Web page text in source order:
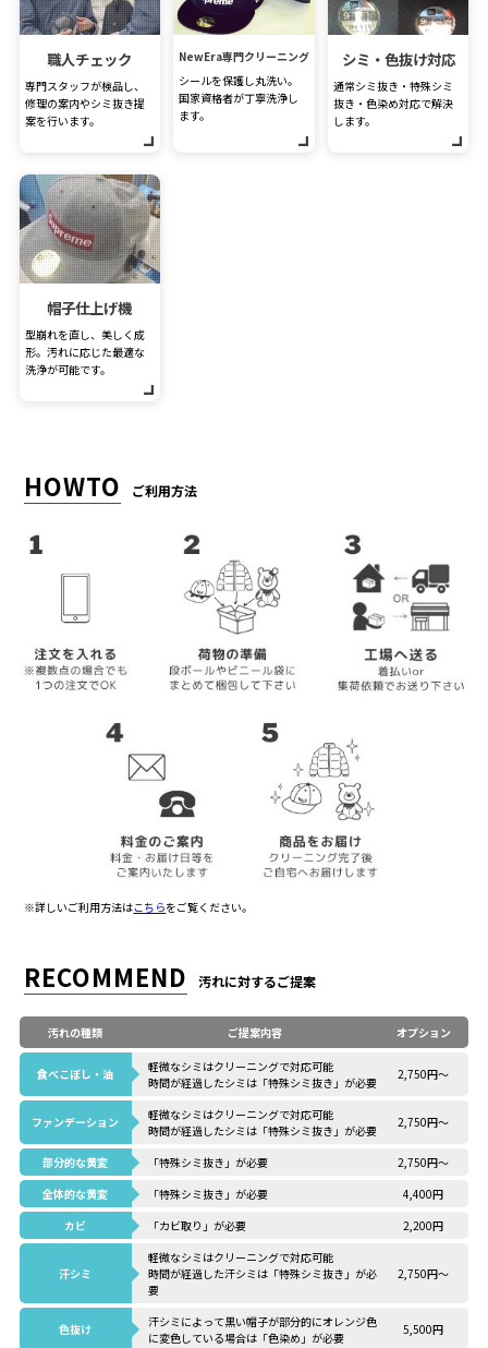
職人チェック
専門スタッフが検品し、
修理の案内やシミ抜き提
案を行います。
NewEra専門クリーニング
シールを保護し丸洗い。
国家資格者が丁寧洗浄し
ます。
シミ・色抜け対応
通常シミ抜き・特殊シミ
抜き・色染め対応で解決
します。
帽子仕上げ機
型崩れを直し、美しく成
形。汚れに応じた最適な
洗浄が可能です。
HOWTO ご利用方法
※詳しいご利用方法はこちらをご覧ください。
RECOMMEND 汚れに対するご提案
汚れの種類 ご提案内容 オプション
食べこぼし・油
軽微なシミはクリーニングで対応可能
時間が経過したシミは「特殊シミ抜き」が必要
2,750円～
ファンデーション
軽微なシミはクリーニングで対応可能
時間が経過したシミは「特殊シミ抜き」が必要
2,750円～
部分的な黄変 「特殊シミ抜き」が必要
2,750円～
全体的な黄変
「特殊シミ抜き」が必要
4,400円
カビ
「カビ取り」が必要 2,200円
汗シミ
軽微なシミはクリーニングで対応可能
時間が経過した汗シミは「特殊シミ抜き」が必
要
2,750円～
色抜け
汗シミによって黒い帽子が部分的にオレンジ色
に変色している場合は「色染め」が必要
5,500円